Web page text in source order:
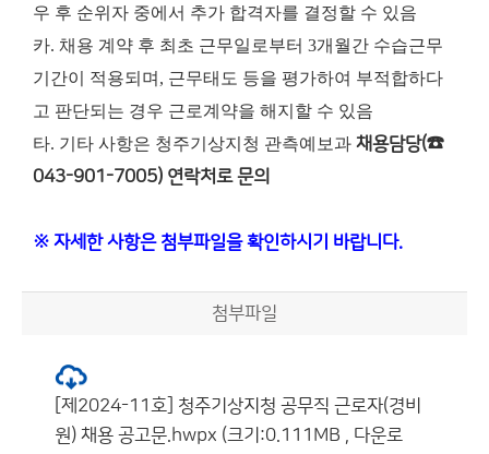
우 후 순위자 중에서 추가 합격자를 결정할 수 있음
카. 채용 계약 후 최초 근무일로부터 3개월간 수습근무
기간이 적용되며, 근무태도 등을 평가하여 부적합하다
고 판단되는 경우 근로계약을 해지할 수 있음
타. 기타 사항은 청주기상지청 관측예보과 채용담당(☎
043-901-7005) 연락처로 문의
※ 자세한 사항은 첨부파일을 확인하시기 바랍니다.
첨부파일
[제2024-11호] 청주기상지청 공무직 근로자(경비
원) 채용 공고문.hwpx (크기:0.111MB , 다운로